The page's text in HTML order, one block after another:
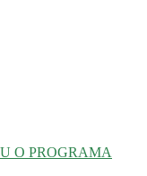
O PROGRAMA